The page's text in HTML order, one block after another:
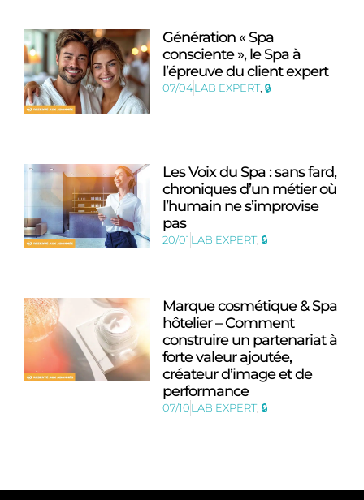
Génération « Spa
consciente », le Spa à
l’épreuve du client expert
07/04LAB EXPERT,🔒
Les Voix du Spa : sans fard,
chroniques d’un métier où
l’humain ne s’improvise
pas
20/01 LAB EXPERT,🔒
Marque cosmétique & Spa
hôtelier – Comment
construire un partenariat à
forte valeur ajoutée,
créateur d’image et de
performance
07/10LAB EXPERT,🔒